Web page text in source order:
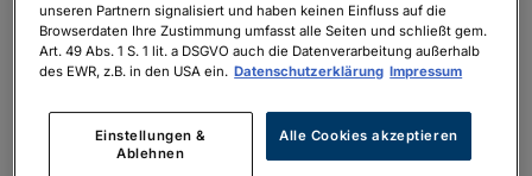
unseren Partnern signalisiert und haben keinen Einfluss auf die
Browserdaten Ihre Zustimmung umfasst alle Seiten und schließt gem.
Art. 49 Abs. 1 S. 1 lit. a DSGVO auch die Datenverarbeitung außerhalb
des EWR, z.B. in den USA ein. Datenschutzerklärung Impressum
Einstellungen &
Ablehnen
Alle Cookies akzeptieren